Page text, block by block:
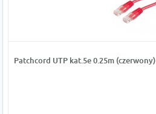
Patchcord UTP kat.5e 0.25m (czerwony)